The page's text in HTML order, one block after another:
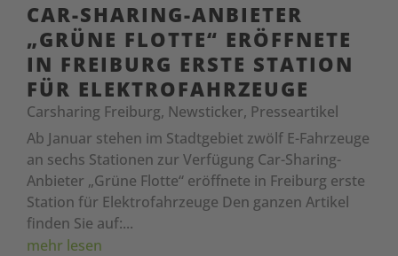
CAR-SHARING-ANBIETER
„GRÜNE FLOTTE“ ERÖFFNETE
IN FREIBURG ERSTE STATION
FÜR ELEKTROFAHRZEUGE
Carsharing Freiburg, Newsticker, Presseartikel
Ab Januar stehen im Stadtgebiet zwölf E-Fahrzeuge
an sechs Stationen zur Verfügung Car-Sharing-
Anbieter „Grüne Flotte“ eröffnete in Freiburg erste
Station für Elektrofahrzeuge Den ganzen Artikel
finden Sie auf:...
mehr lesen